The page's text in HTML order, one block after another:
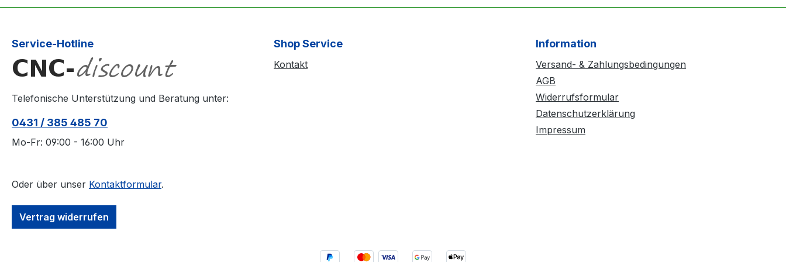
Service-Hotline
Telefonische Unterstützung und Beratung unter:
0431 / 385 485 70
Mo-Fr: 09:00 - 16:00 Uhr
Oder über unser Kontaktformular.
Vertrag widerrufen
Shop Service
Kontakt
Information
Versand- & Zahlungsbedingungen
AGB
Widerrufsformular
Datenschutzerklärung
Impressum